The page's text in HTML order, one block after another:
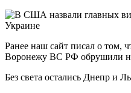
Ранее наш сайт писал о том,
Воронежу ВС РФ обрушили
Без света остались Днепр и